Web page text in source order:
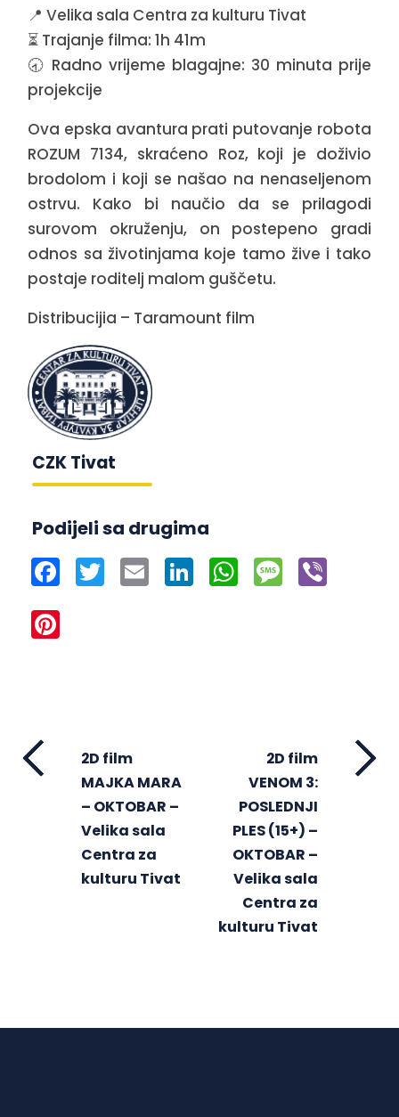
CZK Tivat
Podijeli sa drugima
Facebook
Twitter Email LinkedInWhatsApp
Message
📍 Velika sala Centra za kulturu Tivat
⏳ Trajanje filma: 1h 41m
🕣 Radno vrijeme blagajne: 30 minuta prije
projekcije
Ova epska avantura prati putovanje robota
ROZUM 7134, skraćeno Roz, koji je doživio
brodolom i koji se našao na nenaseljenom
ostrvu. Kako bi naučio da se prilagodi
surovom okruženju, on postepeno gradi
odnos sa životinjama koje tamo žive i tako
postaje roditelj malom guščetu.
Distribucijia – Taramount film
2D film
MAJKA MARA
– OKTOBAR –
Velika sala
Centra za
kulturu Tivat
2D film
VENOM 3:
POSLEDNJI
PLES (15+) –
OKTOBAR –
Velika sala
Centra za
kulturu Tivat